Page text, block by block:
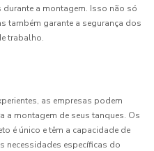
a montagem. Isso não só
também garante a segurança dos
trabalho.
as empresas podem
a montagem de seus tanques. Os
é único e têm a capacidade de
necessidades específicas do